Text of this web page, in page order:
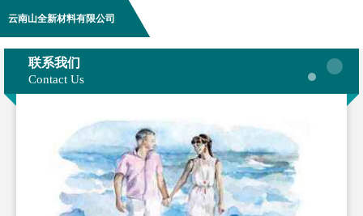
云南山全新材料有限公司
联系我们
Contact Us